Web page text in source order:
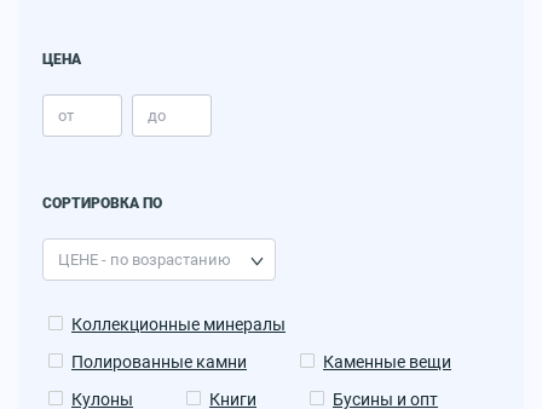
ЦЕНА
СОРТИРОВКА ПО
Коллекционные минералы
Полированные камни
Каменные вещи
Кулоны
Книги Бусины и опт